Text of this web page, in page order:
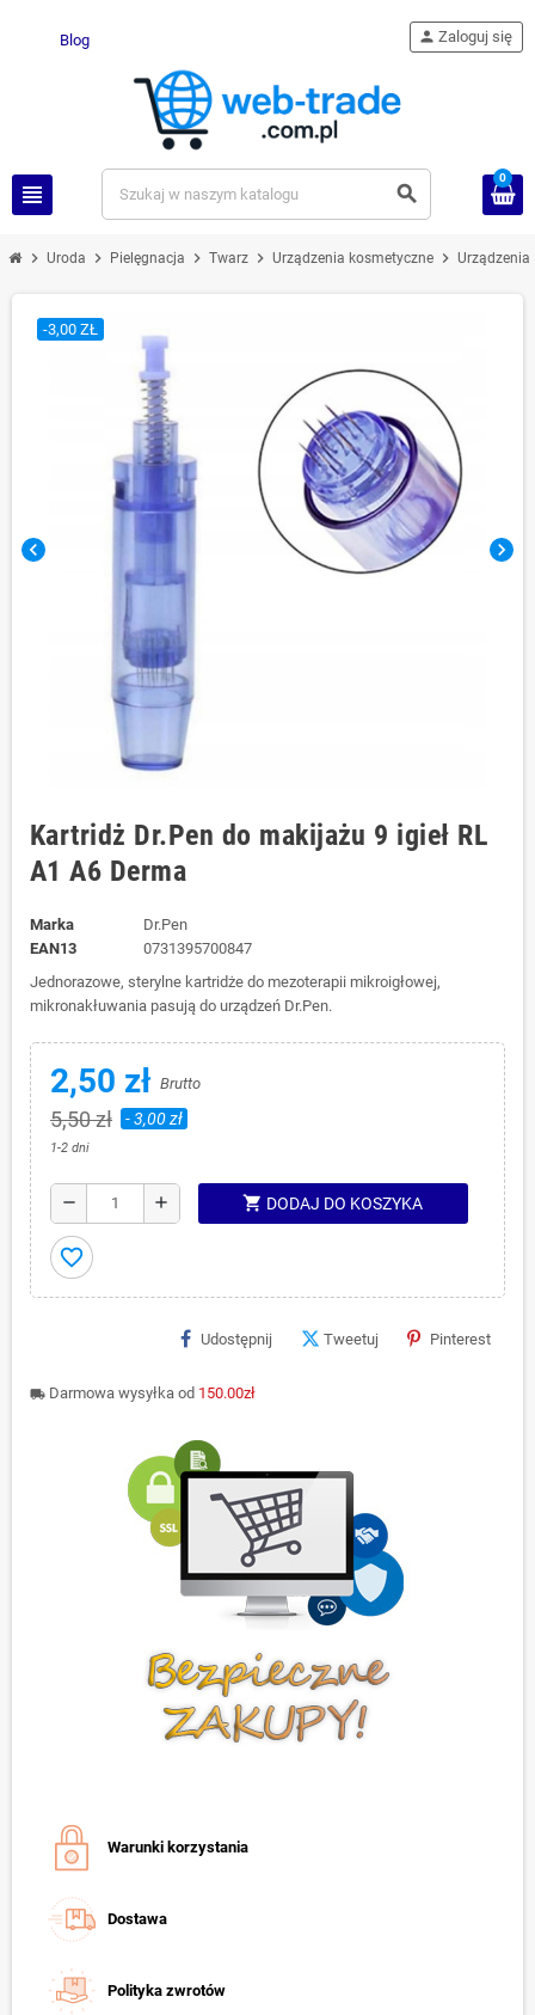
Blog
view_headline search
person Zaloguj się
0
chevron_right Uroda chevron_right Pielęgnacja chevron_right Twarz chevron_right Urządzenia kosmetyczne chevron_right Urządzenia
chevron_left chevron_right
-3,00 ZŁ
Kartridż Dr.Pen do makijażu 9 igieł RL
A1 A6 Derma
Marka
Dr.Pen
EAN13
0731395700847
Jednorazowe, sterylne kartridże do mezoterapii mikroigłowej,
mikronakłuwania pasują do urządzeń Dr.Pen.
2,50 zł Brutto
5,50 zł - 3,00 zł
1-2 dni
remove add shopping_cart DODAJ DO KOSZYKA
favorite_border
Udostępnij Tweetuj Pinterest
local_shipping Darmowa wysyłka od 150.00zł
Warunki korzystania
Dostawa
Polityka zwrotów